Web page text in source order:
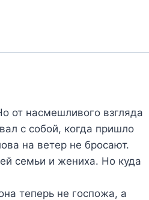
от насмешливого взгляда
с собой, когда пришло
на ветер не бросают.
семьи и жениха. Но куда
теперь не госпожа, а